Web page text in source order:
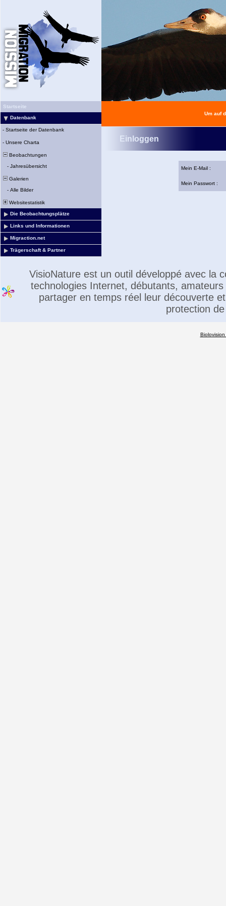
Startseite
Datenbank
- Startseite der Datenbank
- Unsere Charta
Beobachtungen
- Jahresübersicht
Galerien
- Alle Bilder
Websitestatistik
Die Beobachtungsplätze
Links und Informationen
Migraction.net
Trägerschaft & Partner
Um auf
Einloggen
Mein E-Mail :
Mein Passwort :
VisioNature est un outil développé avec la
technologies Internet, débutants,
partager en temps réel leur découverte
protection
Biolovision